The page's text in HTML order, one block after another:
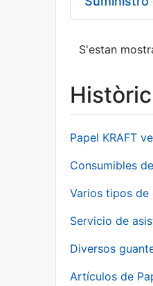
S'estan
Papel KRAFT
Consumibles
Varios tipos de
Servicio de
Diversos
Artículos de